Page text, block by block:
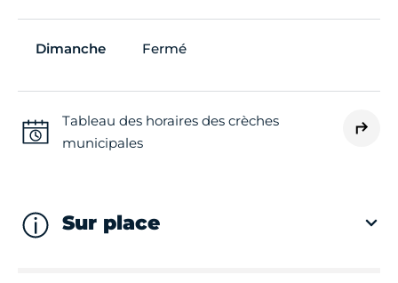
Dimanche Fermé
Tableau des horaires des crèches
municipales
Sur place